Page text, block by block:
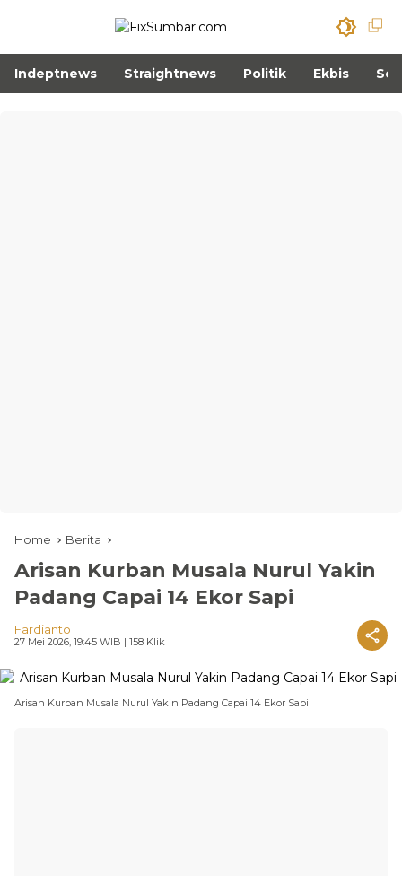
Indeptnews Straightnews Politik Ekbis
Home Berita
Arisan Kurban Musala Nurul Yakin
Padang Capai 14 Ekor Sapi
Fardianto
27 Mei 2026, 19:45 WIB | 158 Klik
Arisan Kurban Musala Nurul Yakin Padang Capai 14 Ekor Sapi